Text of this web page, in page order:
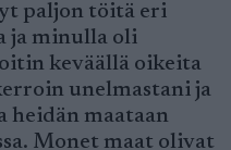
paljon töitä eri
ja minulla oli
keväällä oikeita
unelmastani ja
heidän maataan
Monet maat olivat